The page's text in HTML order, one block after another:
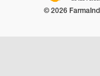
© 2026